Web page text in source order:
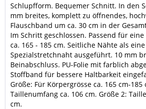
Schlupfform. Bequemer Schnitt. In den
mm breites, komplett zu öffnendes,
Flauschband um ca. 30 cm in der
Im Schritt geschlossen. Passend für
ca. 165 - 185 cm. Seitliche Nähte als
Spezialstretchnaht ausgeführt. 10 mm
Beinabschluss. PU-Folie mit farblich
Stoffband für bessere Haltbarkeit
Größe: Für Körpergrösse ca. 165 cm-185
Taillenumfang ca. 106 cm. Größe 2:
cm.